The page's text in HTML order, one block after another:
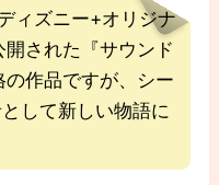
ィズニー+オリジナ
された『サウンド
の作品ですが、シー
して新しい物語に